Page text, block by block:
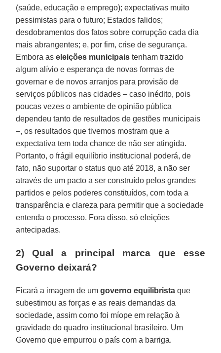
(saúde, educação e emprego); expectativas muito
pessimistas para o futuro; Estados falidos;
desdobramentos dos fatos sobre corrupção cada dia
mais abrangentes; e, por fim, crise de segurança.
Embora aseleições municipais tenham trazido
algum alívio e esperança de novas formas de
governar e de novos arranjos para provisão de
serviços públicos nas cidades – caso inédito, pois
poucas vezes o ambiente de opinião pública
dependeu tanto de resultados de gestões municipais
–, os resultados que tivemos mostram que a
expectativa tem toda chance de não ser atingida.
Portanto, o frágil equilíbrio institucional poderá, de
fato, não suportar o status quo até 2018, a não ser
através de um pacto a ser construído pelos grandes
partidos e pelos poderes constituídos, com toda a
transparência e clareza para permitir que a sociedade
entenda o processo. Fora disso, só eleições
antecipadas.
2) Qual a principal marca que esse
Governo deixará?
Ficará a imagem de umgoverno equilibrista que
subestimou as forças e as reais demandas da
sociedade, assim como foi míope em relação à
gravidade do quadro institucional brasileiro. Um
Governo que empurrou o país com a barriga.